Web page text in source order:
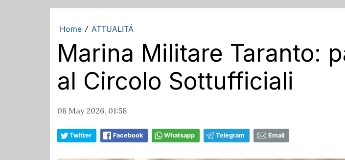
Home / ATTUALITÁ
Marina Militare Taranto:
al Circolo Sottufficiali
08 May 2026, 01:58
Twitter Facebook Whatsapp Telegram Email